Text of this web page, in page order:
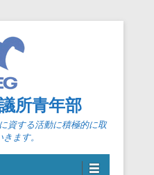
所青年部
資する活動に積極的に取
ます。